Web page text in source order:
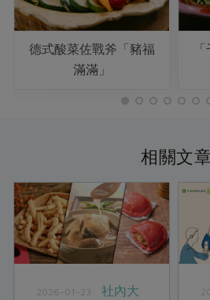
德式酸菜佐戰斧「豬福
滿滿」
相關文章
2026-01-23
社內大